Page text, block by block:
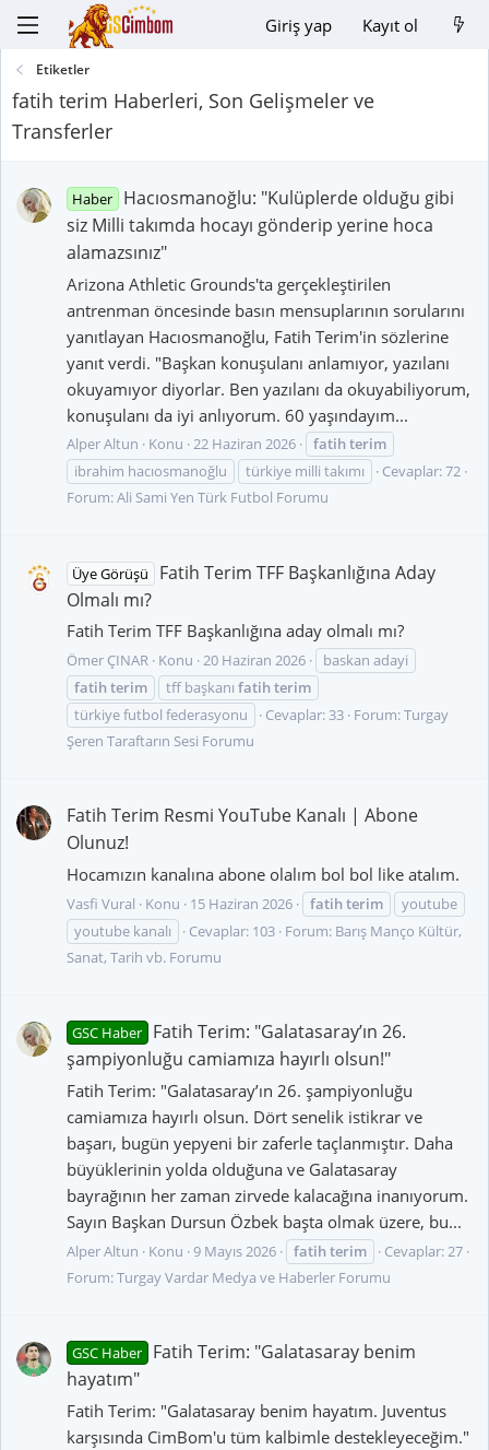
Giriş yap Kayıt ol
Etiketler
fatih terim Haberleri, Son Gelişmeler ve
Transferler
Haber
Hacıosmanoğlu: "Kulüplerde olduğu gibi
siz Milli takımda hocayı gönderip yerine hoca
alamazsınız"
Arizona Athletic Grounds'ta gerçekleştirilen
antrenman öncesinde basın mensuplarının sorularını
yanıtlayan Hacıosmanoğlu, Fatih Terim'in sözlerine
yanıt verdi. "Başkan konuşulanı anlamıyor, yazılanı
okuyamıyor diyorlar. Ben yazılanı da okuyabiliyorum,
konuşulanı da iyi anlıyorum. 60 yaşındayım...
Alper Altun Konu 22 Haziran 2026 fatihterim
ibrahim hacıosmanoğlu
türkiye milli takımı
Cevaplar: 72
Forum:Ali Sami Yen Türk Futbol Forumu
Üye Görüşü
Fatih Terim TFF Başkanlığına Aday
Olmalı mı?
Fatih Terim TFF Başkanlığına aday olmalı mı?
Ömer ÇINAR Konu 20 Haziran 2026
baskan adayi
fatihterim tff başkanı fatihterim
türkiye futbol federasyonu
Cevaplar: 33 Forum:Turgay
Şeren Taraftarın Sesi Forumu
Fatih Terim Resmi YouTube Kanalı | Abone
Olunuz!
Hocamızın kanalına abone olalım bol bol like atalım.
Vasfi Vural Konu 15 Haziran 2026 fatihterim
youtube
youtube kanalı
Cevaplar: 103 Forum: Barış Manço Kültür,
Sanat, Tarih vb. Forumu
GSC Haber
Fatih Terim: "Galatasaray’ın 26.
şampiyonluğu camiamıza hayırlı olsun!"
Fatih Terim: "Galatasaray’ın 26. şampiyonluğu
camiamıza hayırlı olsun. Dört senelik istikrar ve
başarı, bugün yepyeni bir zaferle taçlanmıştır. Daha
büyüklerinin yolda olduğuna ve Galatasaray
bayrağının her zaman zirvede kalacağına inanıyorum.
Sayın Başkan Dursun Özbek başta olmak üzere, bu...
Alper Altun Konu 9 Mayıs 2026 fatihterim
Cevaplar: 27
Forum:Turgay Vardar Medya ve Haberler Forumu
GSC Haber
Fatih Terim: "Galatasaray benim
hayatım"
Fatih Terim: "Galatasaray benim hayatım. Juventus
karşısında CimBom'u tüm kalbimle destekleyeceğim."